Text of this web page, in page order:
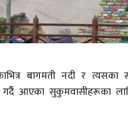
बागमती नदी र त्यसका
आएका सुकुमवासीहरूका